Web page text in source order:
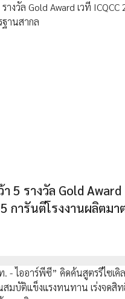
5 รางวัล Gold Award
การันตีโรงงานผลิตมา